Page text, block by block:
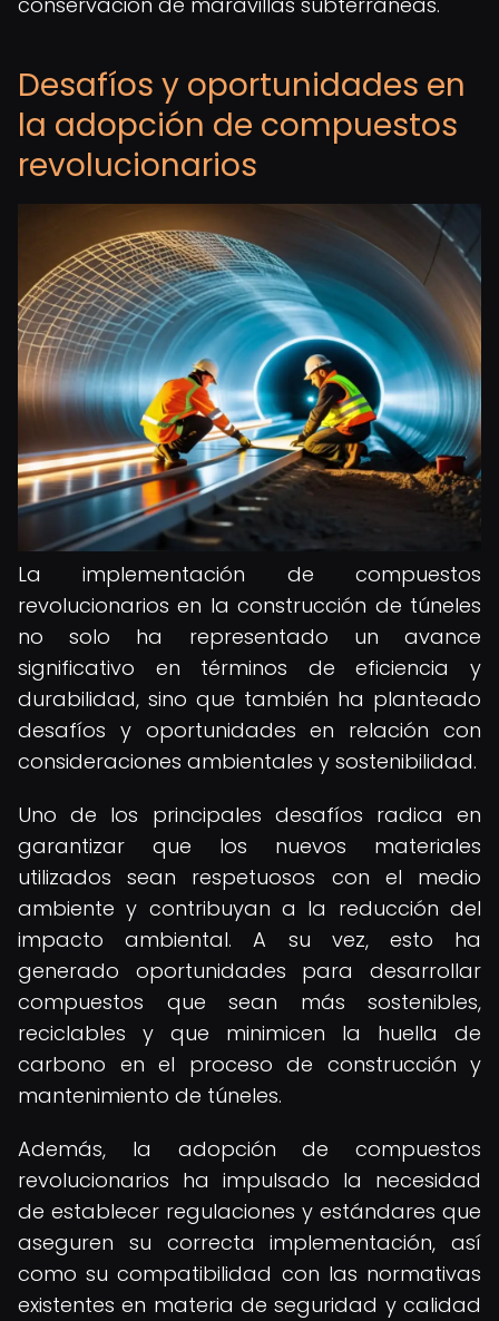
Desafíos y oportunidades en
la adopción de compuestos
revolucionarios
La implementación de compuestos
revolucionarios en la construcción de túneles
no solo ha representado un avance
significativo en términos de eficiencia y
durabilidad, sino que también ha planteado
desafíos y oportunidades en relación con
consideraciones ambientales y sostenibilidad.
Uno de los principales desafíos radica en
garantizar que los nuevos materiales
utilizados sean respetuosos con el medio
ambiente y contribuyan a la reducción del
impacto ambiental. A su vez, esto ha
generado oportunidades para desarrollar
compuestos que sean más sostenibles,
reciclables y que minimicen la huella de
carbono en el proceso de construcción y
mantenimiento de túneles.
Además, la adopción de compuestos
revolucionarios ha impulsado la necesidad
de establecer regulaciones y estándares que
aseguren su correcta implementación, así
como su compatibilidad con las normativas
existentes en materia de seguridad y calidad